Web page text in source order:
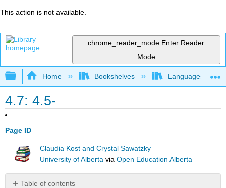
This action is not available.
chrome_reader_mode Enter Reader
Mode
Expand/collapse global hierarchy
Home Bookshelves Languages
4.7: 4.5-
Page ID
Claudia Kost and Crystal Sawatzky
University of Alberta viaOpen Education Alberta
Table of contents